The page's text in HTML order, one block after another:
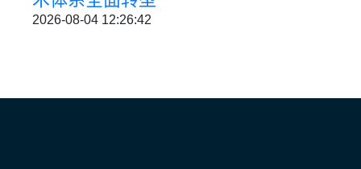
2026-08-04 12:26:42